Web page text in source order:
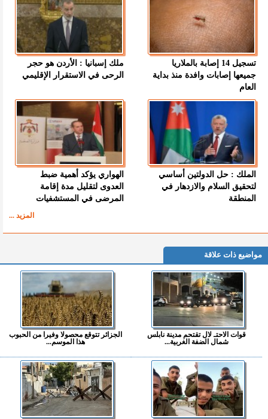
تسجيل 14 إصابة بالملاريا
جميعها إصابات وافدة منذ بداية
العام
ملك إسبانيا : الأردن هو حجر
الرحى في الاستقرار الإقليمي
الملك : حل الدولتين أساسي
لتحقيق السلام والازدهار في
المنطقة
الهواري يؤكد أهمية ضبط
العدوى لتقليل مدة إقامة
المرضى في المستشفيات
المزيد ...
مواضيع ذات علاقة
قوات الاحتـ لال تقتحم مدينة نابلس
شمال الضفة الغربية...
الجزائر تتوقع محصولا وفيرا من الحبوب
هذا الموسم...